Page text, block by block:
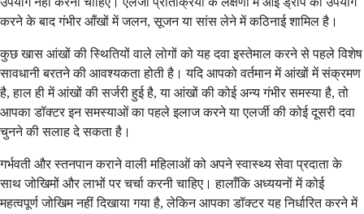
करने के बाद गंभीर आँखों में जलन, सूजन या सांस लेने में कठिनाई शामिल है।
कुछ खास आंखों की स्थितियों वाले लोगों को यह दवा इस्तेमाल करने से पहले विशेष
सावधानी बरतने की आवश्यकता होती है। यदि आपको वर्तमान में आंखों में संक्रमण
है, हाल ही में आंखों की सर्जरी हुई है, या आंखों की कोई अन्य गंभीर समस्या है, तो
आपका डॉक्टर इन समस्याओं का पहले इलाज करने या एलर्जी की कोई दूसरी दवा
चुनने की सलाह दे सकता है।
गर्भवती और स्तनपान कराने वाली महिलाओं को अपने स्वास्थ्य सेवा प्रदाता के
साथ जोखिमों और लाभों पर चर्चा करनी चाहिए। हालाँकि अध्ययनों में कोई
महत्वपूर्ण जोखिम नहीं दिखाया गया है, लेकिन आपका डॉक्टर यह निर्धारित करने में